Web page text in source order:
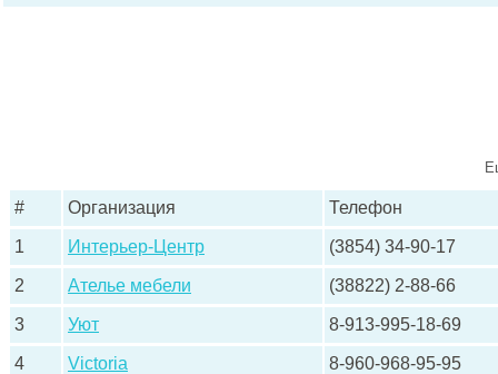
# Организация Телефон
1 Интерьер-Центр (3854) 34-90-17
2 Ателье мебели (38822) 2-88-66
3 Уют 8-913-995-18-69
4 Victoria 8-960-968-95-95